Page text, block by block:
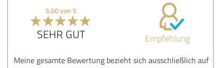
Bewertung anzeigen
5,00 von 5
SEHR GUT Empfehlung
Meine gesamte Bewertung bezieht sich ausschließlich auf